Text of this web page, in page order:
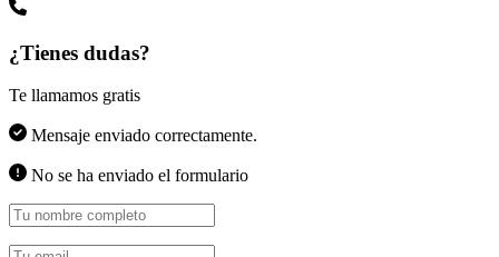
¿Tienes dudas?
Te llamamos gratis
Mensaje enviado correctamente.
No se ha enviado el formulario